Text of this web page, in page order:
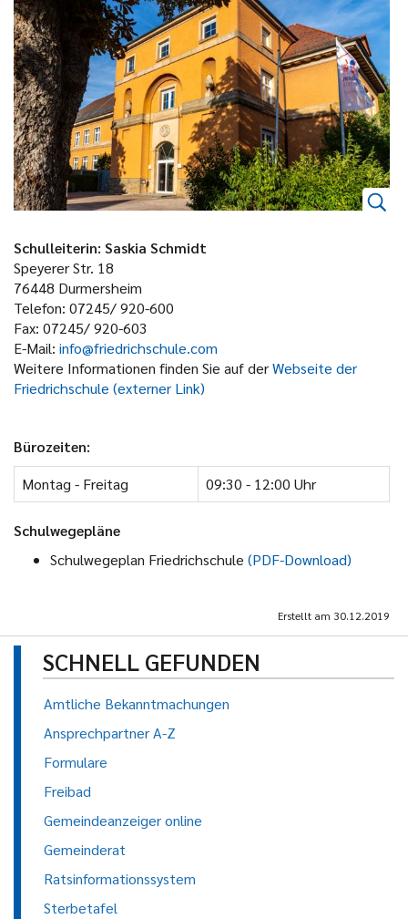
Schulleiterin: Saskia Schmidt
Speyerer Str. 18
76448 Durmersheim
Telefon: 07245/ 920-600
Fax: 07245/ 920-603
E-Mail: info@friedrichschule.com
Weitere Informationen finden Sie auf derWebseite der
Friedrichschule (externer Link)
Bürozeiten:
Montag - Freitag
09:30 - 12:00 Uhr
Schulwegepläne
Schulwegeplan Friedrichschule (PDF-Download)
Erstellt am 30.12.2019
SCHNELL GEFUNDEN
Amtliche Bekanntmachungen
Ansprechpartner A-Z
Formulare
Freibad
Gemeindeanzeiger online
Gemeinderat
Ratsinformationssystem
Sterbetafel